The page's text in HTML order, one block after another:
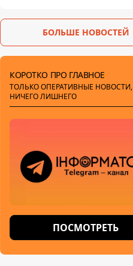
БОЛЬШЕ НОВОСТЕЙ
КОРОТКО ПРО ГЛАВНОЕ
ТОЛЬКО ОПЕРАТИВНЫЕ НОВОСТИ,
НИЧЕГО ЛИШНЕГО
ПОСМОТРЕТЬ